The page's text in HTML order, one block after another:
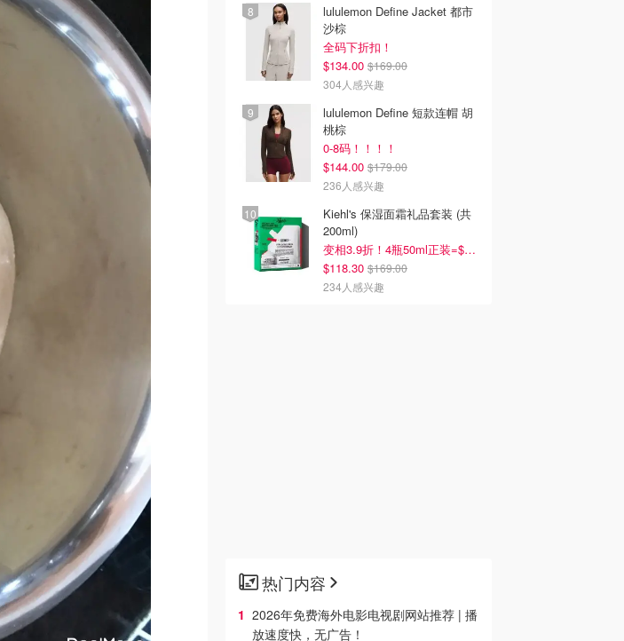
lululemon Define Jacket 都市
沙棕
全码下折扣！
$134.00 $169.00
304人感兴趣
lululemon Define 短款连帽 胡
桃棕
0-8码！！！！
$144.00 $179.00
236人感兴趣
Kiehl's 保湿面霜礼品套装 (共
200ml)
变相3.9折！4瓶50ml正装=$29/瓶
$118.30 $169.00
234人感兴趣
热门内容
2026年免费海外电影电视剧网站推荐 | 播
放速度快，无广告！